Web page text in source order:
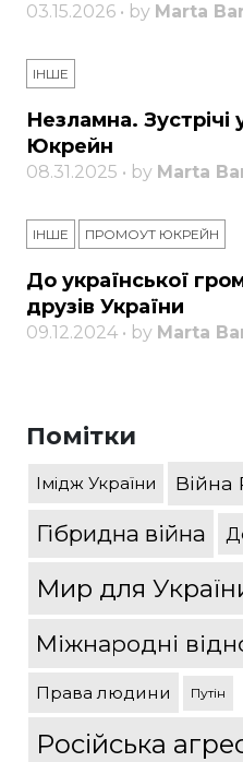
03.15.2026 • by Marta
ІНШЕ
Незламна. Зустрічі
Юкрейн
08.31.2025 • by Marta
ІНШЕ ПРОМОУТ ЮКРЕЙН
До української
друзів України
09.12.2024 • by Marta
Помітки
Імідж України Війна
Гібридна війна
Мир для
Міжнародні
Права людини Путін
Російська